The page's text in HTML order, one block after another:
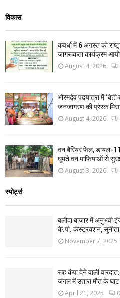
विकास
कवर्धा में 6 अगस्त को
जागरूकता कार्यक्रम
August 4, 2026
भोरमदेव पदयात्रा में
जनजागरण की प्रेरक
August 4, 2026
वन बैरियर फेल, डायल-
घूमते वन माफियाओं से
August 3, 2026
स्पोर्ट्स
बलौदा बाजार में अनुभवी
के.पी. कंस्ट्रक्शन,
November 7, 2025
रूह कंपा देने वाली
जंगल में उतारा मौत के घाट
April 21, 2025 0